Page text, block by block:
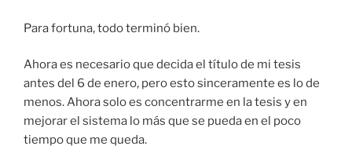
Para fortuna, todo terminó bien.
Ahora es necesario que decida el título de mi tesis
antes del 6 de enero, pero esto sinceramente es lo de
menos. Ahora solo es concentrarme en la tesis y en
mejorar el sistema lo más que se pueda en el poco
tiempo que me queda.